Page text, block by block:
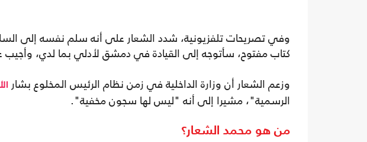
وفي تصريحات تلفزيونية، شدد الشعار على أنه سلم نفسه إلى
كتاب مفتوح، سأتوجه إلى القيادة في دمشق لأدلي بما لدي،
وزعم الشعار أن وزارة الداخلية في زمن نظام الرئيس المخلوع بشار
الرسمية"، مشيرا إلى أنه "ليس لها سجون مخفية".
من هو محمد الشعار؟